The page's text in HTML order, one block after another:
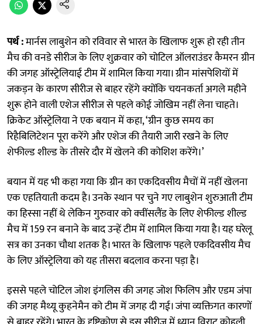
पर्थ :मार्नस लाबुशेन को रविवार से भारत के खिलाफ शुरू हो रही तीन
मैच की वनडे सीरीज के लिए शुक्रवार को चोटिल ऑलराउंडर कैमरन ग्रीन
की जगह ऑस्ट्रेलियाई टीम में शामिल किया गया। ग्रीन मांसपेशियों में
जकड़न के कारण सीरीज से बाहर रहेंगे क्योंकि चयनकर्ता अगले महीने
शुरू होने वाली एशेज सीरीज से पहले कोई जोखिम नहीं लेना चाहते।
क्रिकेट ऑस्ट्रेलिया ने एक बयान में कहा, ‘ग्रीन कुछ समय का
रिहैबिलिटेशन पूरा करेंगे और एशेज की तैयारी जारी रखने के लिए
शेफील्ड शील्ड के तीसरे दौर में खेलने की कोशिश करेंगे।’
बयान में यह भी कहा गया कि ग्रीन का एकदिवसीय मैचों में नहीं खेलना
एक एहतियाती कदम है। उनके स्थान पर चुने गए लाबुशेन शुरुआती टीम
का हिस्सा नहीं थे लेकिन गुरुवार को क्वींसलैंड के लिए शेफील्ड शील्ड
मैच में 159 रन बनाने के बाद उन्हें टीम में शामिल किया गया है। यह घरेलू
सत्र का उनका चौथा शतक है। भारत के खिलाफ पहले एकदिवसीय मैच
के लिए ऑस्ट्रेलिया को यह तीसरा बदलाव करना पड़ा है।
इससे पहले चोटिल जोश इंगलिस की जगह जोश फिलिप और एडम जंपा
की जगह मैथ्यू कुहनेमैन को टीम में जगह दी गई। जंपा व्यक्तिगत कारणों